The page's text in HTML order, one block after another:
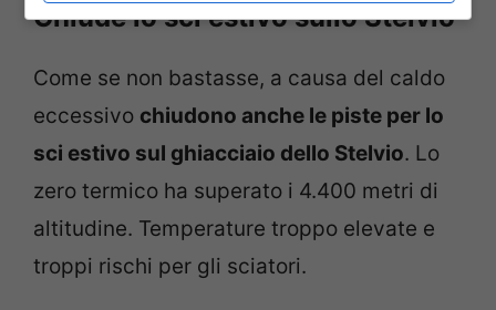
Chiude lo sci estivo sullo Stelvio
Come se non bastasse, a causa del caldo
eccessivo chiudono anche le piste per lo
sci estivo sul ghiacciaio dello Stelvio. Lo
zero termico ha superato i 4.400 metri di
altitudine. Temperature troppo elevate e
troppi rischi per gli sciatori.